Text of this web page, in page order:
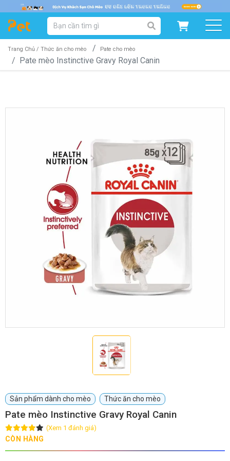
DANH MỤC SẢN PHẨM
SẢN PHẨM DÀNH CHO MÈO SẢN PHẨM DÀNH CHO CHÓ
GIỚI THIỆU
Khách sạn chó mèo
Dịch vụ mua bán chó
mèo
Dịch vụ phối giống chó
mèo
TIN TỨC
Trang Chủ / Thức ăn cho mèo Pate cho mèo
Pate mèo Instinctive Gravy Royal Canin
Sản phẩm dành cho mèo Thức ăn cho mèo
Pate mèo Instinctive Gravy Royal Canin
(Xem 1 đánh giá)
CÒN HÀNG